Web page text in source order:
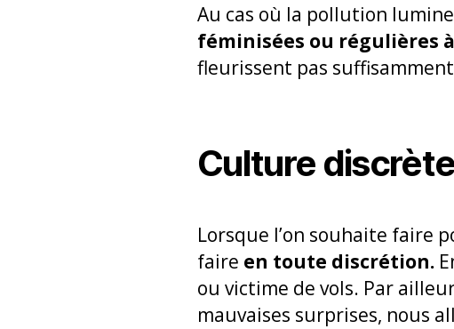
Au cas où la pollution
féminisées ou régulières
fleurissent pas
Culture discrète
Lorsque l’on souhaite faire
faire en toute discrétion.
ou victime de vols. Par
mauvaises surprises, nous